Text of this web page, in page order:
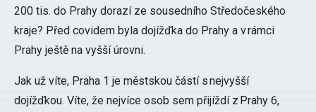
200 tis. do Prahy dorazí ze sousedního Středočeského
kraje? Před covidem byla dojížďka do Prahy a v rámci
Prahy ještě na vyšší úrovni.
Jak už víte, Praha 1 je městskou částí s nejvyšší
dojížďkou. Víte, že nejvíce osob sem přijíždí z Prahy 6,